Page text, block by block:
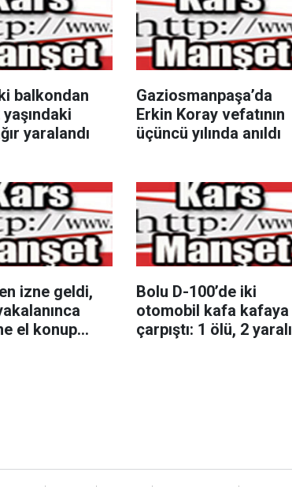
balkondan
yaralandı
Gaziosmanpaşa’da
Erkin Koray vefatının
üçüncü yılında anıldı
izne geldi,
el konup
Bolu D-100’de iki
otomobil kafa kafaya
çarpıştı: 1 ölü, 2 yaralı